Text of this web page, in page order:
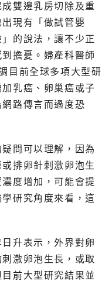
雙邊乳房切除及重
現有「做試管嬰
的說法，讓不少正
擔憂。婦產科醫師
目前全球多項大型研
乳癌、卵巢癌或子
路傳言而過度恐
問可以理解，因為
排卵針刺激卵泡生
度增加，可能會提
研究角度來看，這
升表示，外界對卵
激卵泡生長，或取
前大型研究結果並